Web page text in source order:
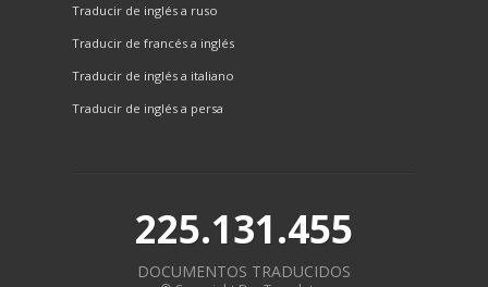
Traducir de inglés a ruso
Traducir de francés a inglés
Traducir de inglés a italiano
Traducir de inglés a persa
225.131.455
DOCUMENTOS TRADUCIDOS